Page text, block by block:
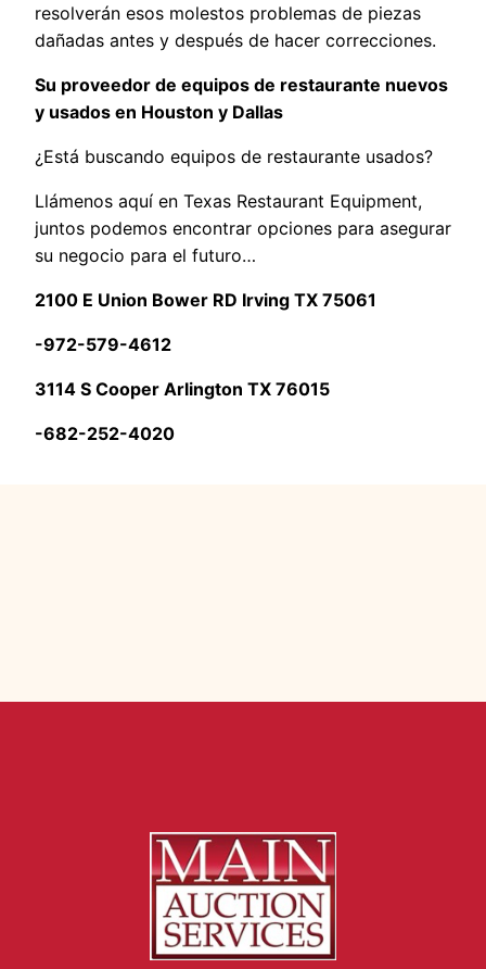
resolverán esos molestos problemas de piezas
dañadas antes y después de hacer correcciones.
Su proveedor de equipos de restaurante nuevos
y usados en Houston y Dallas
¿Está buscando equipos de restaurante usados?
Llámenos aquí en Texas Restaurant Equipment,
juntos podemos encontrar opciones para asegurar
su negocio para el futuro…
2100 E Union Bower RD Irving TX 75061
-972-579-4612
3114 S Cooper Arlington TX 76015
-682-252-4020